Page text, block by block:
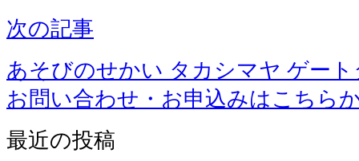
次の記事
あそびのせかい タカシマヤ ゲー
お問い合わせ・お申込みはこちら
最近の投稿